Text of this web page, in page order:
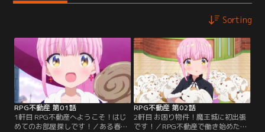
Sorting
RPG不動産 第01話
1軒目 RPG不動産へようこそ！はじ
めてのお部屋探しです！／ある春の
RPG不動産 第02話
2軒目 お困り物件！魔王城に初出張
です！／RPG不動産で働き始めた琴